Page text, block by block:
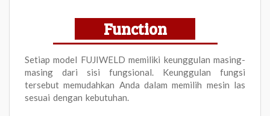
Function
Setiap model FUJIWELD memiliki keunggulan masing-
masing dari sisi fungsional. Keunggulan fungsi
tersebut memudahkan Anda dalam memilih mesin las
sesuai dengan kebutuhan.